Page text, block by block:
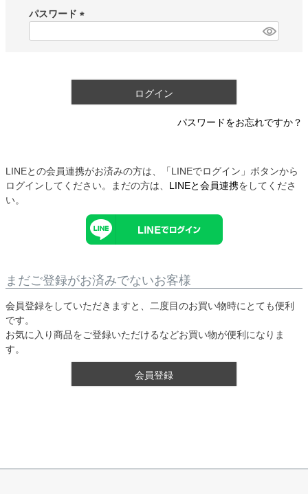
)
パスワード
ログイン
パスワードをお忘れですか？
LINEとの会員連携がお済みの方は、「LINEでログイン」ボタンから
ログインしてください。まだの方は、 LINEと会員連携をしてくださ
い。
まだご登録がお済みでないお客様
会員登録をしていただきますと、二度目のお買い物時にとても便利
です。
お気に入り商品をご登録いただけるなどお買い物が便利になりま
す。
会員登録